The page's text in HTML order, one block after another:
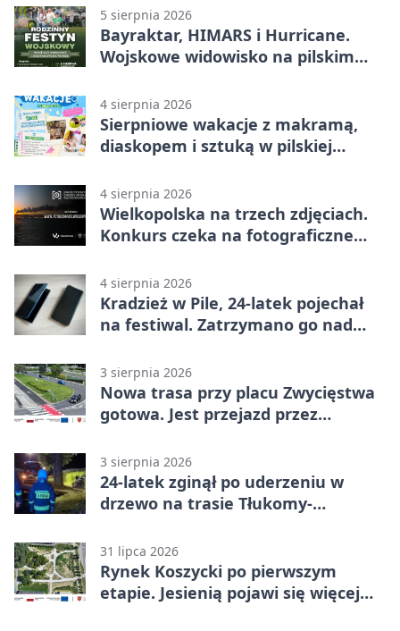
5 sierpnia 2026
Bayraktar, HIMARS i Hurricane.
Wojskowe widowisko na pilskim
4 sierpnia 2026
Sierpniowe wakacje z makramą,
diaskopem i sztuką w pilskiej
4 sierpnia 2026
Wielkopolska na trzech zdjęciach.
Konkurs czeka na fotograficzne
4 sierpnia 2026
Kradzież w Pile, 24-latek pojechał
na festiwal. Zatrzymano go nad
3 sierpnia 2026
Nowa trasa przy placu Zwycięstwa
gotowa. Jest przejazd przez
3 sierpnia 2026
24-latek zginął po uderzeniu w
drzewo na trasie Tłukomy-
31 lipca 2026
Rynek Koszycki po pierwszym
etapie. Jesienią pojawi się więcej